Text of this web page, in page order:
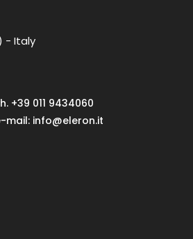
- Italy
+39 011 9434060
mail: info@eleron.it